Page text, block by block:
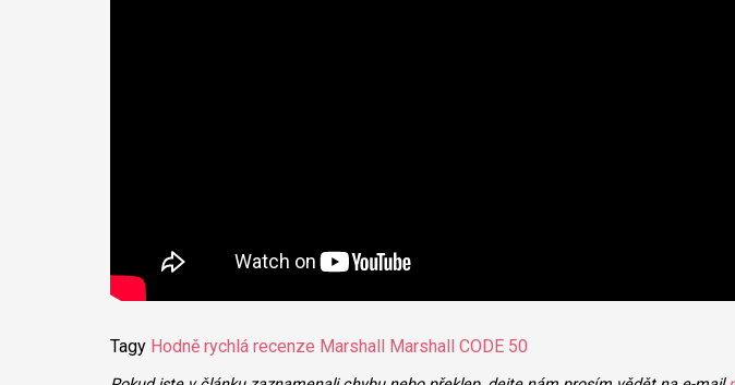
Tagy Hodně rychlá recenze Marshall Marshall CODE 50